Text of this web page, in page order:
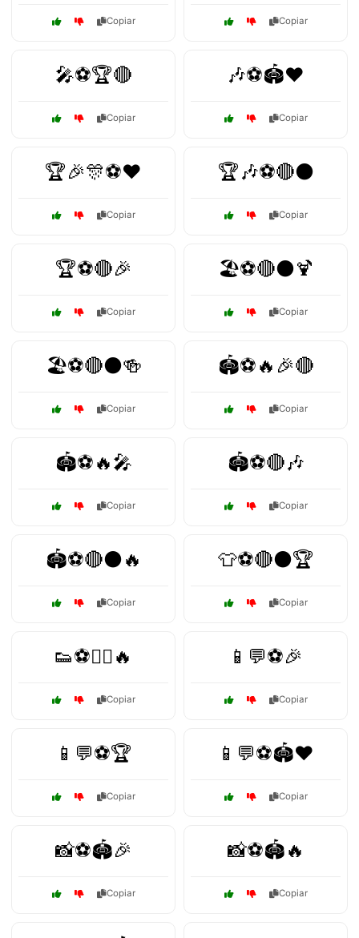
Copiar Copiar
🎤⚽🏆🔴
Copiar
🎶⚽🏟️❤️
Copiar
🏆🎉🎊⚽❤️
Copiar
🏆🎶⚽🔴⚫
Copiar
🏆⚽🔴🎉
Copiar
🏖️⚽🔴⚫🍹
Copiar
🏖️⚽🔴⚫🍻
Copiar
🏟️⚽🔥🎉🔴
Copiar
🏟️⚽🔥🎤
Copiar
🏟️⚽🔴🎶
Copiar
🏟️⚽🔴⚫🔥
Copiar
👕⚽🔴⚫🏆
Copiar
👟⚽🏃‍♂️🔥
Copiar
📱💬⚽🎉
Copiar
📱💬⚽🏆
Copiar
📱💬⚽🏟️❤️
Copiar
📸⚽🏟️🎉
Copiar
📸⚽🏟️🔥
Copiar